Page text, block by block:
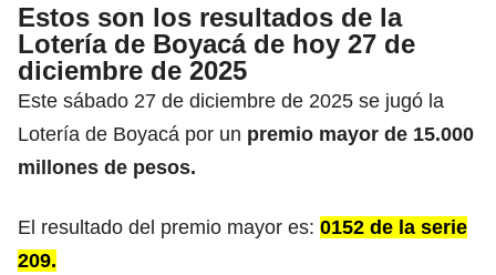
Estos son los resultados de la
Lotería de Boyacá de hoy 27 de
diciembre de 2025
Este sábado 27 de diciembre de 2025 se jugó la
Lotería de Boyacá por un premio mayor de 15.000
millones de pesos.
El resultado del premio mayor es: 0152 de la serie
209.